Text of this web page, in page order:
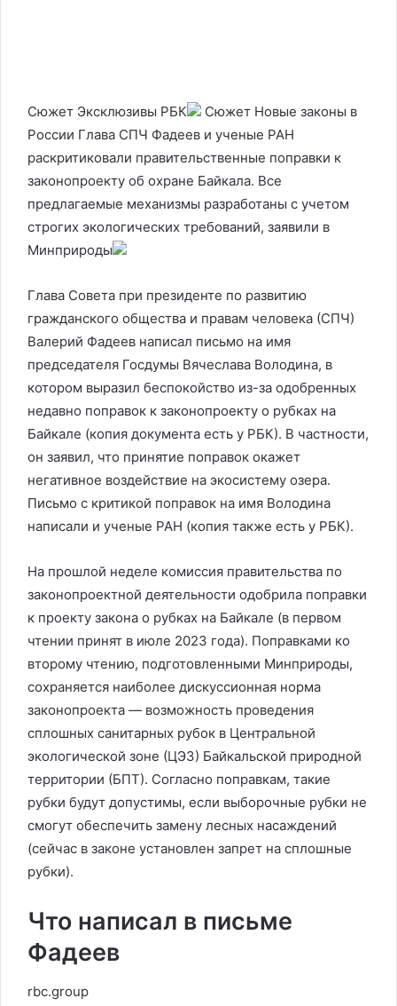
Сюжет Эксклюзивы РБК
Сюжет Новые законы в
России Глава СПЧ Фадеев и ученые РАН
раскритиковали правительственные поправки к
законопроекту об охране Байкала. Все
предлагаемые механизмы разработаны с учетом
строгих экологических требований, заявили в
Минприроды
Глава Совета при президенте по развитию
гражданского общества и правам человека (СПЧ)
Валерий Фадеев написал письмо на имя
председателя Госдумы Вячеслава Володина, в
котором выразил беспокойство из-за одобренных
недавно поправок к законопроекту о рубках на
Байкале (копия документа есть у РБК). В частности,
он заявил, что принятие поправок окажет
негативное воздействие на экосистему озера.
Письмо с критикой поправок на имя Володина
написали и ученые РАН (копия также есть у РБК).
На прошлой неделе комиссия правительства по
законопроектной деятельности одобрила поправки
к проекту закона о рубках на Байкале (в первом
чтении принят в июле 2023 года). Поправками ко
второму чтению, подготовленными Минприроды,
сохраняется наиболее дискуссионная норма
законопроекта — возможность проведения
сплошных санитарных рубок в Центральной
экологической зоне (ЦЭЗ) Байкальской природной
территории (БПТ). Согласно поправкам, такие
рубки будут допустимы, если выборочные рубки не
смогут обеспечить замену лесных насаждений
(сейчас в законе установлен запрет на сплошные
рубки).
Что написал в письме
Фадеев
rbc.group